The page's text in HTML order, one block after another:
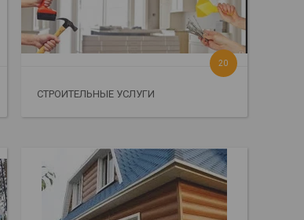
СТРОИТЕЛЬНЫЕ УСЛУГИ
20